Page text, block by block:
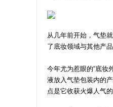
从几年前开始，气垫
了底妆领域与其他产
今年尤为惹眼的“底妆
液放入气垫包装内的
点是它收获火爆人气的